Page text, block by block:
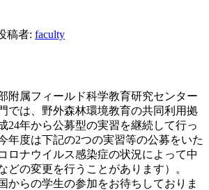
稿者: faculty
附属フィールド科学教育研究センター
では、野外森林環境教育の共同利用拠
24年から公募型の実習を継続して行っ
年度は下記の2つの実習等の公募をいた
ロナウイルス感染症の状況によって中
どの変更を行うことがあります）。
からの学生の参加をお待ちしておりま